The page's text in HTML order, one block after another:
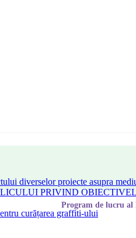
diverselor proiecte asupra
PRIVIND
curățarea graffiti-ului
Program de lucru al